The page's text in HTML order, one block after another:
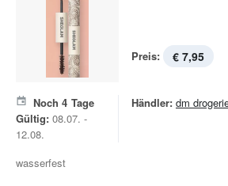
Preis: € 7,95
Noch 4 Tage
Gültig: 08.07. -
12.08.
Händler: dm
wasserfest